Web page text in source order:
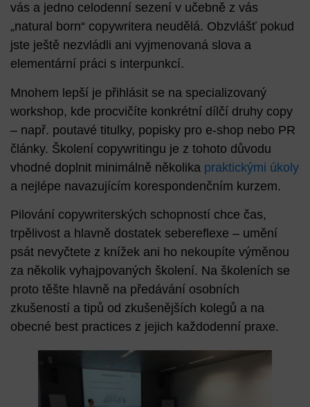
vás a jedno celodenní sezení v učebně z vás
„natural born“ copywritera neudělá. Obzvlášť pokud
jste ještě nezvládli ani vyjmenovaná slova a
elementární práci s interpunkcí.
Mnohem lepší je přihlásit se na specializovaný
workshop, kde procvičíte konkrétní dílčí druhy copy
– např. poutavé titulky, popisky pro e-shop nebo PR
články. Školení copywritingu je z tohoto důvodu
vhodné doplnit minimálně několika praktickými úkoly
a nejlépe navazujícím korespondenčním kurzem.
Pilování copywriterských schopností chce čas,
trpělivost a hlavně dostatek sebereflexe – umění
psát nevyčtete z knížek ani ho nekoupíte výměnou
za několik vyhajpovaných školení. Na školeních se
proto těšte hlavně na předávání osobních
zkušeností a tipů od zkušenějších kolegů a na
obecné best practices z jejich každodenní praxe.